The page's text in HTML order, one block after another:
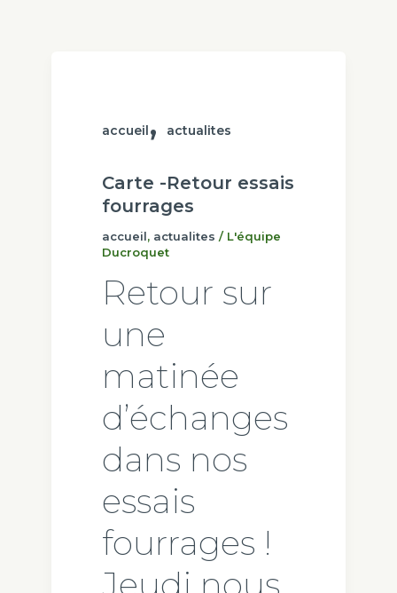
accueil, actualites
Carte -Retour essais
fourrages
accueil, actualites / L'équipe
Ducroquet
Retour sur
une
matinée
d’échanges
dans nos
essais
fourrages !
Jeudi nous